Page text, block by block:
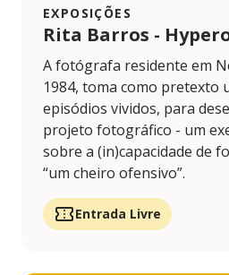
EXPOSIÇÕES
Rita Barros -
A fotógrafa residente em
1984, toma como pretexto
episódios vividos, para
projeto fotográfico - um
sobre a (in)capacidade de
“um cheiro ofensivo”.
Entrada Livre